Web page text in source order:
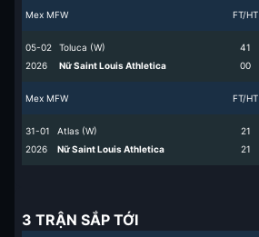
Mex MFW FT/HT
05-02
2026
Toluca (W)
Nữ Saint Louis Athletica
4
0
1
0
Mex MFW FT/HT
31-01
2026
Atlas (W)
Nữ Saint Louis Athletica
2
2
1
1
3 TRẬN SẮP TỚI